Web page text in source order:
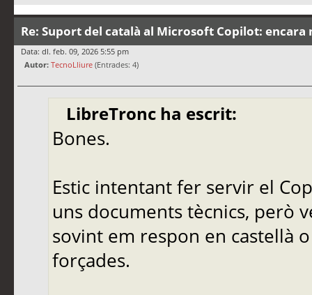
Re: Suport del català al Microsoft Copilot:
Data: dl. feb. 09, 2026 5:55 pm
Autor: TecnoLliure (Entrades: 4)
LibreTronc ha escrit:
Bones.
Estic intentant fer servir el
uns documents tècnics, però
sovint em respon en castellà
forçades.